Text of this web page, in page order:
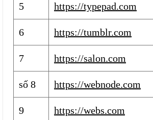
5 https://typepad.com
6 https://tumblr.com
7 https://salon.com
số 8 https://webnode.com
9 https://webs.com